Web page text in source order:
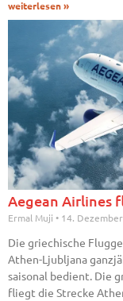
weiterlesen »
Aegean Airlines
Ermal Muji 14.
Die griechische
Athen-Ljubljana
saisonal bedient. Die
fliegt die Strecke